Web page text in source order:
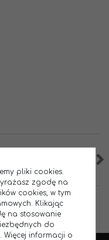
pliki cookies.
zgodę na
cookies, w tym
Klikając
na stosowanie
do
Więcej informacji o